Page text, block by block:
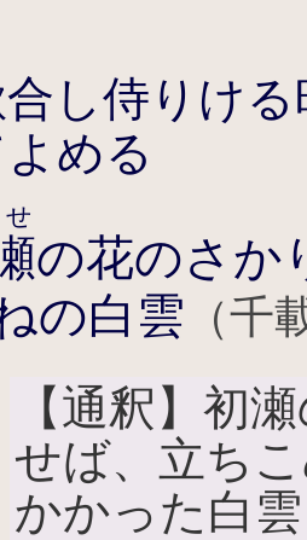
し侍りけ
める
の花のさか
の白雲 （千
【通釈】初
せば、立ち
かかった白